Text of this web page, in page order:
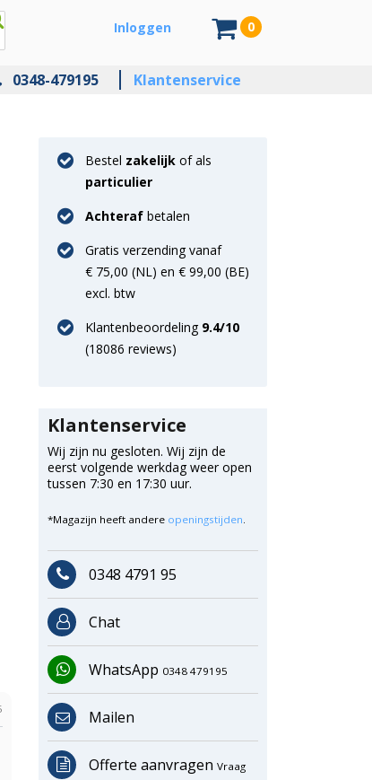
Inloggen 0
0348-479195 Klantenservice
Bestel zakelijk of als
particulier
Achteraf betalen
Gratis verzending vanaf
€ 75,00 (NL) en € 99,00 (BE)
excl. btw
Klantenbeoordeling 9.4/10
(18086 reviews)
Klantenservice
Wij zijn nu gesloten. Wij zijn de
eerst volgende werkdag weer open
tussen 7:30 en 17:30 uur.
*Magazijn heeft andere openingstijden.
0348 4791 95
Chat
WhatsApp 0348 479195
Mailen
Offerte aanvragen Vraag